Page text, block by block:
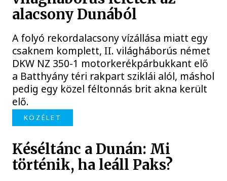
alacsony Dunából
A folyó rekordalacsony vízállása miatt egy
csaknem komplett, II. világháborús német
DKW NZ 350-1 motorkerékpárbukkant elő
a Batthyány téri rakpart sziklái alól, máshol
pedig egy közel féltonnás brit akna került
elő.
KÖZÉLET
Késéltánc a Dunán: Mi
történik, ha leáll Paks?